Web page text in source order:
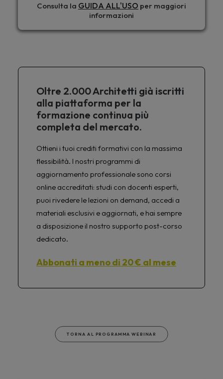
Consulta la GUIDA ALL'USO per maggiori
informazioni
Oltre 2.000 Architetti già iscritti
alla piattaforma per la
formazione continua più
completa del mercato.
Ottieni i tuoi crediti formativi con la massima
flessibilità. I nostri programmi di
aggiornamento professionale sono corsi
online accreditati: studi con docenti esperti,
puoi rivedere le lezioni on demand, accedi a
materiali esclusivi e aggiornati, e hai sempre
a disposizione il nostro supporto post-corso
dedicato.
Abbonati a meno di 20 € al mese
TORNA AL PROGRAMMA WEBINAR